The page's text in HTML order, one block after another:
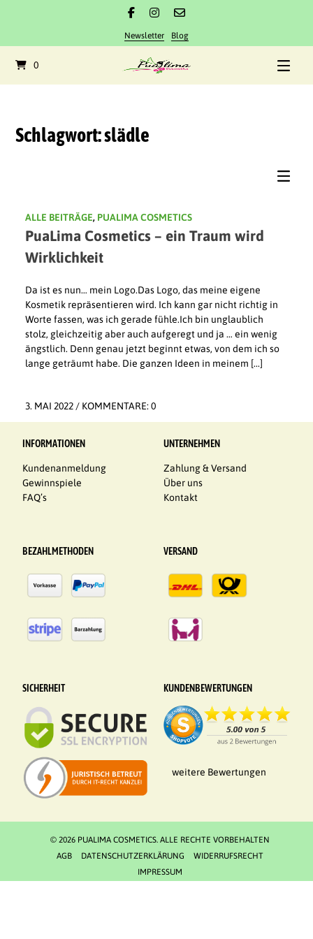
Newsletter Blog
0
Schlagwort:slädle
ALLE BEITRÄGE, PUALIMA COSMETICS
PuaLima Cosmetics – ein Traum wird
Wirklichkeit
Da ist es nun… mein Logo.Das Logo, das meine eigene
Kosmetik repräsentieren wird. Ich kann gar nicht richtig in
Worte fassen, was ich gerade fühle.Ich bin unglaublich
stolz, gleichzeitig aber auch aufgeregt und ja … ein wenig
ängstlich. Denn genau jetzt beginnt etwas, von dem ich so
lange geträumt habe. Die ganzen Ideen in meinem [...]
3. MAI 2022 / KOMMENTARE: 0
INFORMATIONEN
Kundenanmeldung
Gewinnspiele
FAQ’s
UNTERNEHMEN
Zahlung & Versand
Über uns
Kontakt
BEZAHLMETHODEN VERSAND
SICHERHEIT KUNDENBEWERTUNGEN
weitere Bewertungen
© 2026 PUALIMA COSMETICS. ALLE RECHTE VORBEHALTEN
AGB
DATENSCHUTZERKLÄRUNG
WIDERRUFSRECHT
IMPRESSUM